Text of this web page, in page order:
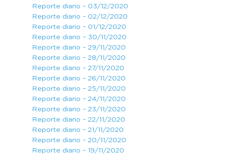
Reporte diario – 03/12/2020
Reporte diario – 02/12/2020
Reporte diario – 01/12/2020
Reporte diario – 30/11/2020
Reporte diario – 29/11/2020
Reporte diario – 28/11/2020
Reporte diario – 27/11/2020
Reporte diario – 26/11/2020
Reporte diario – 25/11/2020
Reporte diario – 24/11/2020
Reporte diario – 23/11/2020
Reporte diario – 22/11/2020
Reporte diario – 21/11/2020
Reporte diario – 20/11/2020
Reporte diario – 19/11/2020